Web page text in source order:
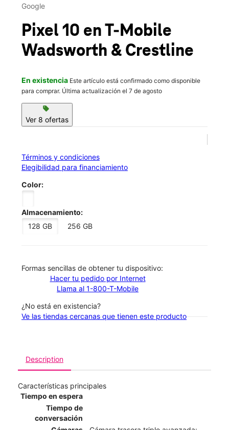
Mié.:
location_on
5365 S Wadsworth Blvd Ste 101 Littleton, CO 80123
Google
Pixel 10 en T-Mobile
Wadsworth & Crestline
En existencia Este artículo está confirmado como disponible
para comprar. Última actualización el 7 de agosto
sell
Ver 8 ofertas
Términos y condiciones
Elegibilidad para financiamiento
Color:
Almacenamiento:
128 GB
256 GB
​​​​​​​Formas sencillas de obtener tu dispositivo:
Hacer tu pedido por Internet
Llama al 1-800-T-Mobile
¿No está en existencia?
Ve las tiendas cercanas que tienen este producto
Description
Características principales
Tiempo en espera
Tiempo de
conversación